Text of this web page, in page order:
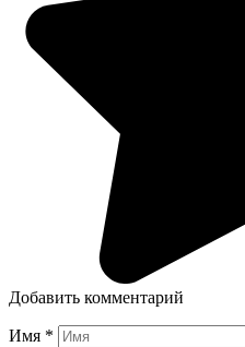
Добавить комментарий
Имя *